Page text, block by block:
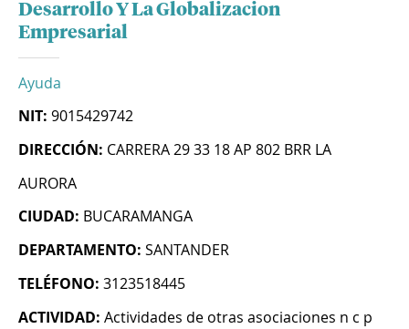
Desarrollo Y La Globalizacion
Empresarial
Ayuda
NIT: 9015429742
DIRECCIÓN: CARRERA 29 33 18 AP 802 BRR LA
AURORA
CIUDAD: BUCARAMANGA
DEPARTAMENTO: SANTANDER
TELÉFONO: 3123518445
ACTIVIDAD: Actividades de otras asociaciones n c p